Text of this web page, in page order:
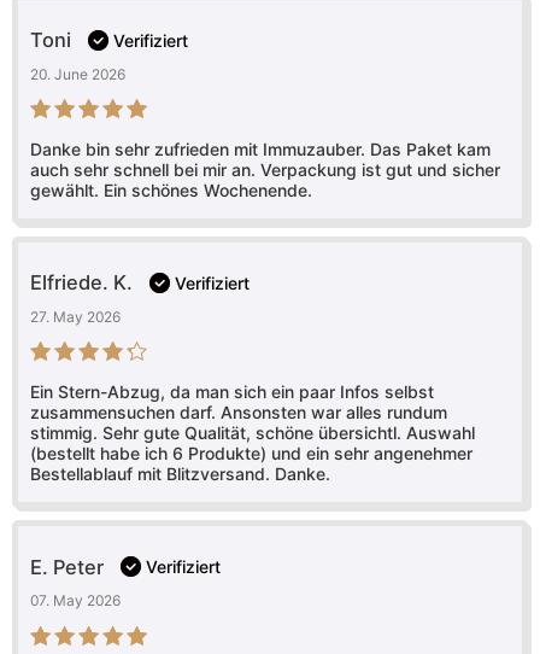
Bewertet mit
5
von 5
Toni Verifiziert
20. June 2026
Danke bin sehr zufrieden mit Immuzauber. Das Paket kam
auch sehr schnell bei mir an. Verpackung ist gut und sicher
gewählt. Ein schönes Wochenende.
Bewertet mit
4von 5
Elfriede. K. Verifiziert
27. May 2026
Ein Stern-Abzug, da man sich ein paar Infos selbst
zusammensuchen darf. Ansonsten war alles rundum
stimmig. Sehr gute Qualität, schöne übersichtl. Auswahl
(bestellt habe ich 6 Produkte) und ein sehr angenehmer
Bestellablauf mit Blitzversand. Danke.
E. Peter Verifiziert
07. May 2026